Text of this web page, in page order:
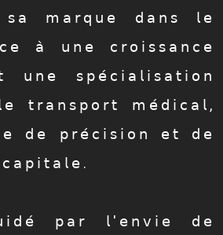
𝗌𝖺 𝗆𝖺𝗋𝗊𝗎𝖾 𝖽𝖺𝗇𝗌 𝗅𝖾
𝖺̀ 𝗎𝗇𝖾 𝖼𝗋𝗈𝗂𝗌𝗌𝖺𝗇𝖼𝖾
𝗎𝗇𝖾 𝗌𝗉𝖾́𝖼𝗂𝖺𝗅𝗂𝗌𝖺𝗍𝗂𝗈𝗇
𝗍𝗋𝖺𝗇𝗌𝗉𝗈𝗋𝗍 𝗆𝖾́𝖽𝗂𝖼𝖺𝗅,
𝖽𝖾 𝗉𝗋𝖾́𝖼𝗂𝗌𝗂𝗈𝗇 𝖾𝗍 𝖽𝖾
𝗉𝖺𝗋 𝗅'𝖾𝗇𝗏𝗂𝖾 𝖽𝖾